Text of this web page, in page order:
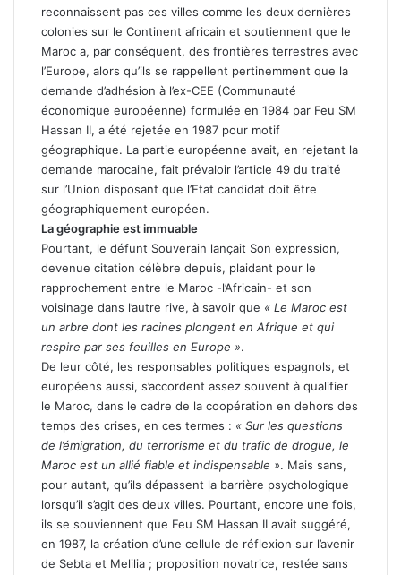
reconnaissent pas ces villes comme les deux dernières
colonies sur le Continent africain et soutiennent que le
Maroc a, par conséquent, des frontières terrestres avec
l’Europe, alors qu’ils se rappellent pertinemment que la
demande d’adhésion à l’ex-CEE (Communauté
économique européenne) formulée en 1984 par Feu SM
Hassan II, a été rejetée en 1987 pour motif
géographique. La partie européenne avait, en rejetant la
demande marocaine, fait prévaloir l’article 49 du traité
sur l’Union disposant que l’Etat candidat doit être
géographiquement européen.
La géographie est immuable
Pourtant, le défunt Souverain lançait Son expression,
devenue citation célèbre depuis, plaidant pour le
rapprochement entre le Maroc -l’Africain- et son
voisinage dans l’autre rive, à savoir que « Le Maroc est
un arbre dont les racines plongent en Afrique et qui
respire par ses feuilles en Europe ».
De leur côté, les responsables politiques espagnols, et
européens aussi, s’accordent assez souvent à qualifier
le Maroc, dans le cadre de la coopération en dehors des
temps des crises, en ces termes : « Sur les questions
de l’émigration, du terrorisme et du trafic de drogue, le
Maroc est un allié fiable et indispensable ». Mais sans,
pour autant, qu’ils dépassent la barrière psychologique
lorsqu’il s’agit des deux villes. Pourtant, encore une fois,
ils se souviennent que Feu SM Hassan II avait suggéré,
en 1987, la création d’une cellule de réflexion sur l’avenir
de Sebta et Melilia ; proposition novatrice, restée sans